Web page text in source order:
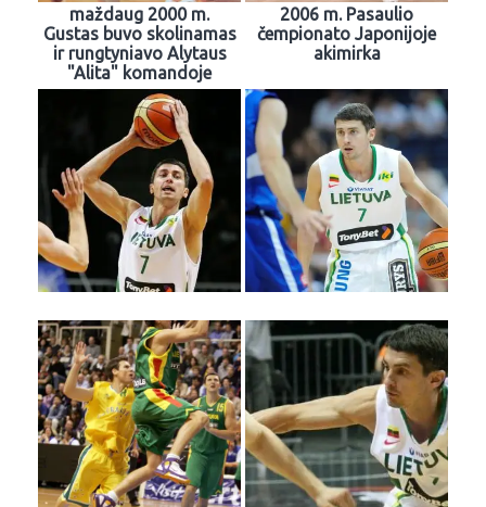
maždaug 2000 m.
Gustas buvo skolinamas
ir rungtyniavo Alytaus
"Alita" komandoje
2006 m. Pasaulio
čempionato Japonijoje
akimirka